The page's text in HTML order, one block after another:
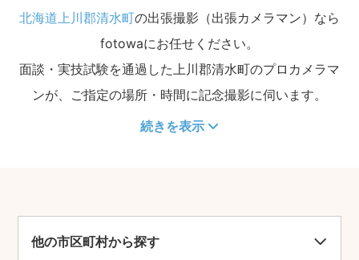
北海道上川郡清水町の出張撮影（出張カメラマン）なら
fotowaにお任せください。
面談・実技試験を通過した上川郡清水町のプロカメラマ
ンが、ご指定の場所・時間に記念撮影に伺います。
続きを表示
他の市区町村から探す